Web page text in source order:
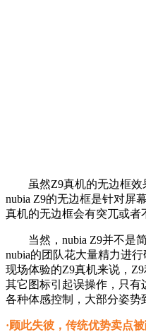
虽然Z9真机的无边框效果
nubia Z9的无边框是针对屏
真机的无边框会有突兀或者
当然，nubia Z9并不是简
nubia的团队花大量精力进
现场体验的Z9真机来说，
其它图标引起误操作，只有
各种体感控制，大部分姿势
·顾此失彼，传统优势卖点